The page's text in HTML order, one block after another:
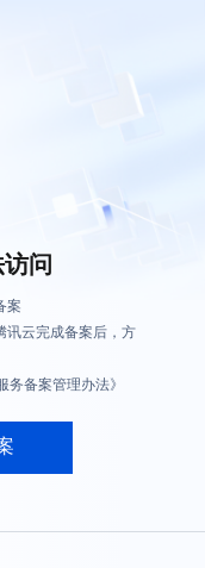
问
案
讯云完成备案后，方
务备案管理办法》